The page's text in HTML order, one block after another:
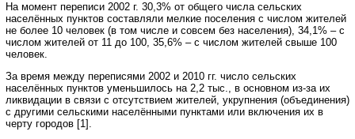
На момент переписи 2002 г. 30,3% от общего числа сельских
населённых пунктов составляли мелкие поселения с числом жителей
не более 10 человек (в том числе и совсем без населения), 34,1% – с
числом жителей от 11 до 100, 35,6% – с числом жителей свыше 100
человек.
За время между переписями 2002 и 2010 гг. число сельских
населённых пунктов уменьшилось на 2,2 тыс., в основном из-за их
ликвидации в связи с отсутствием жителей, укрупнения (объединения)
с другими сельскими населёнными пунктами или включения их в
черту городов [1].